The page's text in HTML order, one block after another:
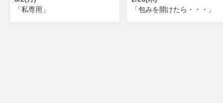
「私専用」
「包みを開けたら・・・」